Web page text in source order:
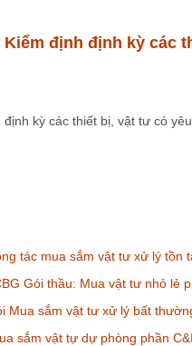
định định kỳ các
kỳ các thiết bị, vật tư có
tác mua sắm vật tư xử lý tồn
Gói thầu:​ Mua vật tư nhỏ lẻ
Mua sắm vật tư xử lý bất
sắm vật tự dự phòng phần